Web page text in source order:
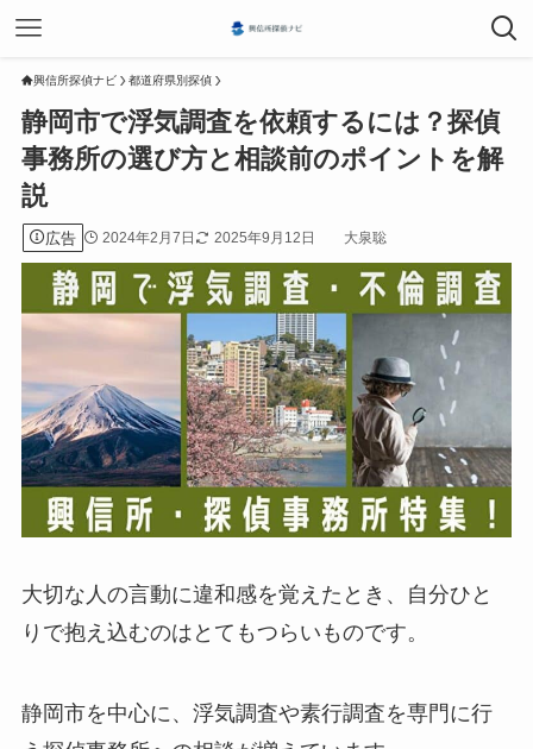
興信所探偵ナビ 都道府県別探偵
静岡市で浮気調査を依頼するには？探偵
事務所の選び方と相談前のポイントを解
説
広告 2024年2月7日 2025年9月12日 大泉聡
大切な人の言動に違和感を覚えたとき、自分ひと
りで抱え込むのはとてもつらいものです。
静岡市を中心に、浮気調査や素行調査を専門に行